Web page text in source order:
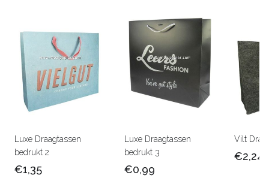
Luxe Draagtassen
bedrukt 2
€1,35
Luxe Draagtassen
bedrukt 3
€0,99
Vilt
€2,24